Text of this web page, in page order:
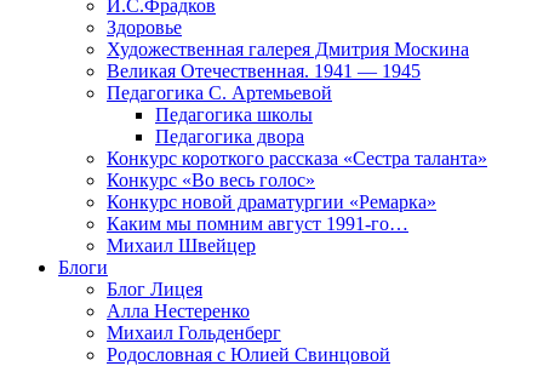
И.С.Фрадков
Здоровье
Художественная галерея Дмитрия Москина
Великая Отечественная. 1941 — 1945
Педагогика С. Артемьевой
Педагогика школы
Педагогика двора
Конкурс короткого рассказа «Сестра таланта»
Конкурс «Во весь голос»
Конкурс новой драматургии «Ремарка»
Каким мы помним август 1991-го…
Михаил Швейцер
Блоги
Блог Лицея
Алла Нестеренко
Михаил Гольденберг
Родословная с Юлией Свинцовой